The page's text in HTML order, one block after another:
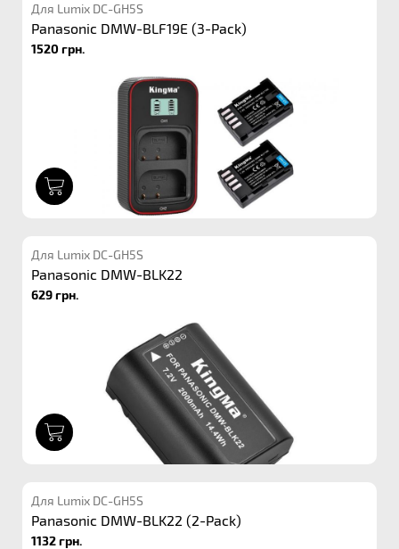
Для Lumix DC-GH5S
Panasonic DMW-BLF19E (3-Pack)
1520 грн.
Для Lumix DC-GH5S
Panasonic DMW-BLK22
629 грн.
Для Lumix DC-GH5S
Panasonic DMW-BLK22 (2-Pack)
1132 грн.